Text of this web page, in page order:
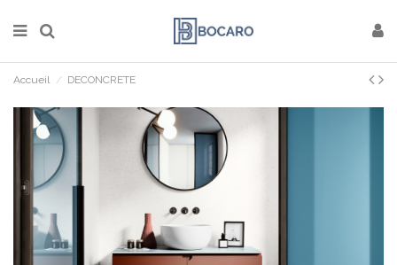
Accueil DECONCRETE